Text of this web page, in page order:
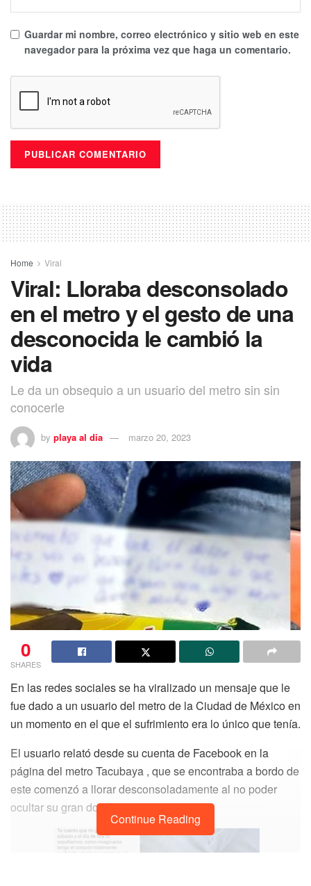
Guardar mi nombre, correo electrónico y sitio web en este
navegador para la próxima vez que haga un comentario.
Home Viral
Viral: Lloraba desconsolado
en el metro y el gesto de una
desconocida le cambió la
vida
Le da un obsequio a un usuario del metro sin sin
conocerle
by playa al dia marzo 20, 2023
0
SHARES
En las redes sociales se ha viralizado un mensaje que le
fue dado a un usuario del metro de la Ciudad de México en
un momento en el que el sufrimiento era lo único que tenía.
El usuario relató desde su cuenta de Facebook en la
página del metro Tacubaya , que se encontraba a bordo de
este comenzó a llorar desconsoladamente al no poder
ocultar su gran dolor.
Continue Reading